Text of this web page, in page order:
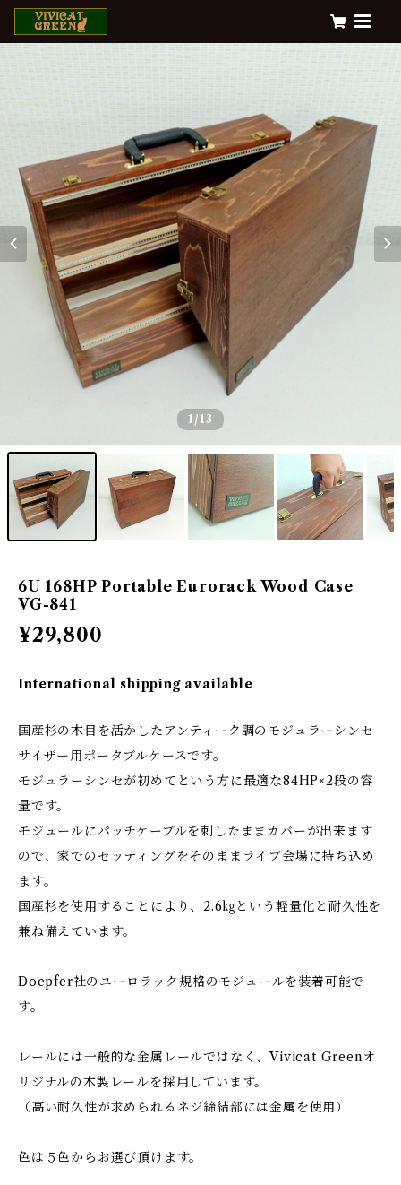
1/13
6U 168HP Portable Eurorack Wood Case
VG-841
¥29,800
International shipping available
国産杉の木目を活かしたアンティーク調のモジュラーシンセ
サイザー用ポータブルケースです。
モジュラーシンセが初めてという方に最適な84HP×2段の容
量です。
モジュールにパッチケーブルを刺したままカバーが出来ます
ので、家でのセッティングをそのままライブ会場に持ち込め
ます。
国産杉を使用することにより、2.6㎏という軽量化と耐久性を
兼ね備えています。
Doepfer社のユーロラック規格のモジュールを装着可能で
す。
レールには一般的な金属レールではなく、Vivicat Greenオ
リジナルの木製レールを採用しています。
（高い耐久性が求められるネジ締結部には金属を使用）
色は５色からお選び頂けます。